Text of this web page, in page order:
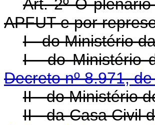
Art. 2º O
APFUT e por
I - do Ministério
I - do
Decreto nº 8.971,
II - do Ministério
II - da Casa Civil